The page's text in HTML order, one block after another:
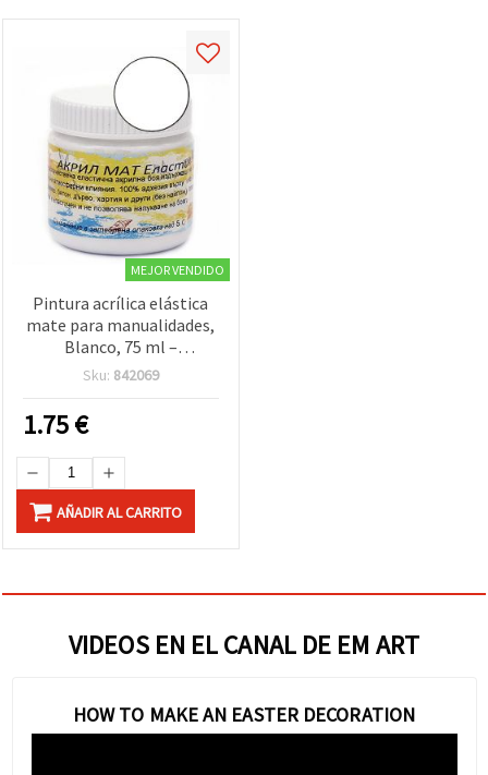
MEJOR VENDIDO
Pintura acrílica elástica
mate para manualidades,
Blanco, 75 ml –
Interior/Exterior,
intemperie, alta
adherencia para madera,
papel y hormigón
Sku: 842069
1.75€
AÑADIR AL CARRITO
VIDEOS EN EL CANAL DE EM ART
HOW TO MAKE AN EASTER DECORATION